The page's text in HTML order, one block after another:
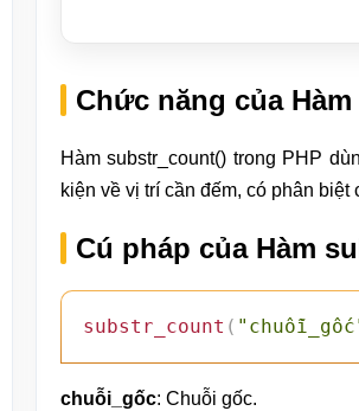
Chức năng của
Hàm substr_count() trong PHP
kiện về vị trí cần đếm, có phân
Cú pháp của Hàm
substr_count (
chuỗi_gốc: Chuỗi gốc.